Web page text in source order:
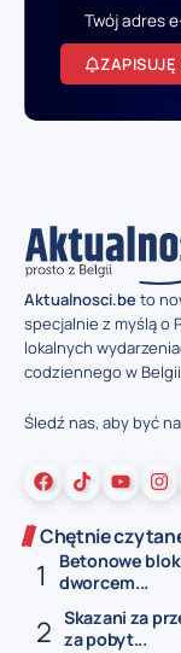
ZAPISUJĘ
Aktualnosci.beto
specjalnie z myślą o
lokalnych
codziennego w
Śledź nas, aby być
Chętnie
Betonowe
dworcem...
Skazani za
za pobyt...